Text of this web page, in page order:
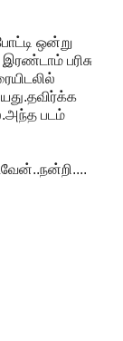
ஒன்று
பரிசு
படம்